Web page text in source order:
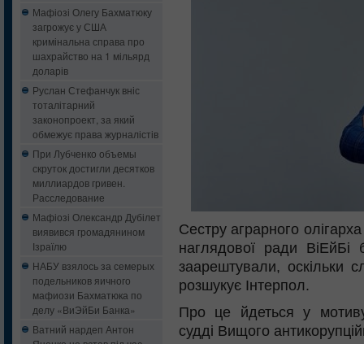
Мафіозі Олегу Бахматюку
загрожує у США
кримінальна справа про
шахрайство на 1 мільярд
доларів
Руслан Стефанчук вніс
тоталітарний
законопроект, за який
обмежує права журналістів
При Лубченко объемы
скруток достигли десятков
миллиардов гривен.
Расследование
Мафіозі Олександр Дубілет
виявився громадянином
Ізраїлю
НАБУ взялось за семерых
подельников яичного
мафиози Бахматюка по
делу «ВиЭйБи Банка»
Ватний нардеп Антон
Cестру аграрного
наглядової ради
заарештували, оскільки
розшукує Інтерпол.
Про це йдеться у
судді Вищого